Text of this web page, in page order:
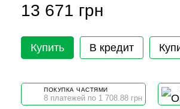
13 671 грн
Купить В кредит
ПОКУПКА ЧАСТЯМИ
8 платежей по 1 708.88 грн